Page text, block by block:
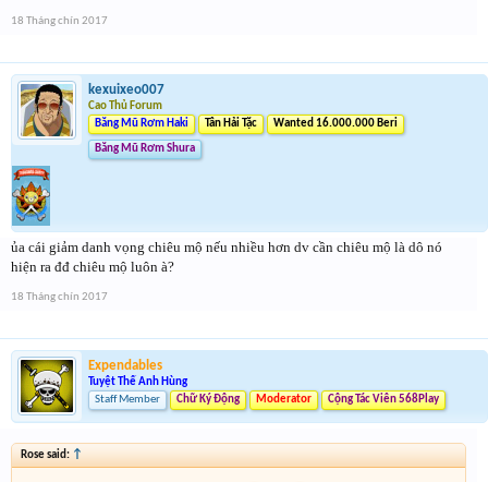
18 Tháng chín 2017
kexuixeo007
Cao Thủ Forum
Băng Mũ Rơm Haki
Tân Hải Tặc Wanted 16.000.000 Beri
Băng Mũ Rơm Shura
ủa cái giảm danh vọng chiêu mộ nếu nhiều hơn dv cần chiêu mộ là dô nó
hiện ra đđ chiêu mộ luôn à?
18 Tháng chín 2017
Expendables
Tuyệt Thế Anh Hùng
Staff Member
Chữ Ký Động Moderator Cộng Tác Viên 568Play
Rose said: ↑